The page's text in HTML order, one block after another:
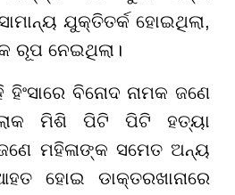
ଯୁକ୍ତିତର୍କ ହୋଇଥିଲା,
ରୂପ ନେଇଥିଲା।
ହିଂସାରେ ବିନୋଦ ନାମକ ଜଣେ
ମିଶି ପିଟି ପିଟି ହତ୍ୟା
ମହିଳାଙ୍କ ସମେତ ଅନ୍ୟ
ହୋଇ ଡାକ୍ତରଖାନାରେ